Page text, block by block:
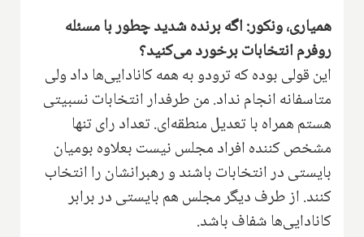
همیاری، ونکور: اگه برنده شدید چطور با مسئله
روفرم انتخابات برخورد می‌کنید؟
این قولی بوده که ترودو به همه کانادایی‌ها داد ولی
متاسفانه انجام نداد. من طرفدار انتخابات نسبیتی
هستم همراه با تعدیل منطقه‌ای. تعداد رای تنها
مشخص کننده افراد مجلس نیست بعلاوه بومیان
بایستی در انتخابات باشند و رهبرانشان را انتخاب
کنند. از طرف دیگر مجلس هم بایستی در برابر
کانادایی‌ها شفاف باشد.